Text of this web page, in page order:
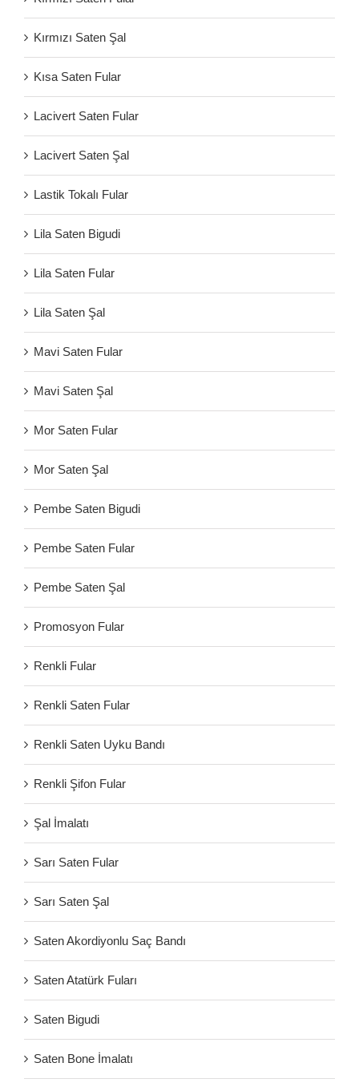
Kırmızı Saten Şal
Kısa Saten Fular
Lacivert Saten Fular
Lacivert Saten Şal
Lastik Tokalı Fular
Lila Saten Bigudi
Lila Saten Fular
Lila Saten Şal
Mavi Saten Fular
Mavi Saten Şal
Mor Saten Fular
Mor Saten Şal
Pembe Saten Bigudi
Pembe Saten Fular
Pembe Saten Şal
Promosyon Fular
Renkli Fular
Renkli Saten Fular
Renkli Saten Uyku Bandı
Renkli Şifon Fular
Şal İmalatı
Sarı Saten Fular
Sarı Saten Şal
Saten Akordiyonlu Saç Bandı
Saten Atatürk Fuları
Saten Bigudi
Saten Bone İmalatı